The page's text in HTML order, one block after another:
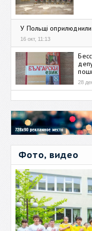
У Польщі оприлюднили
16 окт, 11:13
28
Фото, видео